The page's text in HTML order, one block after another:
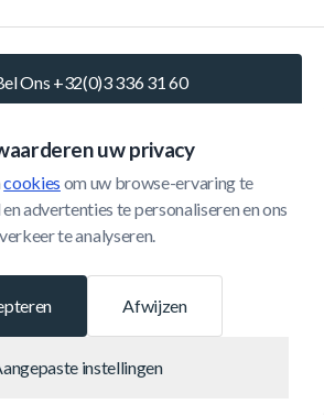
uw privacy
cookies om uw browse-ervaring te
advertenties te personaliseren en ons
verkeer te analyseren.
Afwijzen
instellingen
Ons +32(0)3 336 31 60
Ons info@belomax.com
naar de Belomax